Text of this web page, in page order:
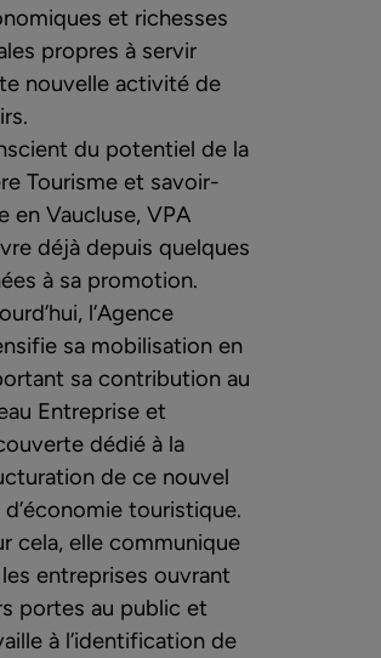
et richesses
propres à servir
nouvelle activité de
du potentiel de la
Tourisme et savoir-
en Vaucluse, VPA
déjà depuis quelques
à sa promotion.
l’Agence
sa mobilisation en
sa contribution au
Entreprise et
dédié à la
de ce nouvel
d’économie touristique.
cela, elle communique
entreprises ouvrant
portes au public et
à l’identification de